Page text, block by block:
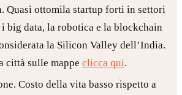
Quasi ottomila startup forti in settori
big data, la robotica e la blockchain
la Silicon Valley dell’India.
città sulle mappe clicca qui.
Costo della vita basso rispetto a